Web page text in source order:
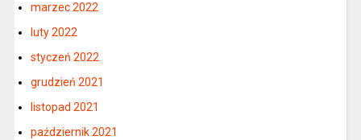
marzec 2022
luty 2022
styczeń 2022
grudzień 2021
listopad 2021
październik 2021